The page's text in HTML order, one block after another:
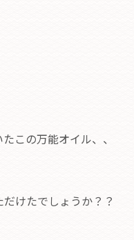
この万能オイル、、
けたでしょうか？？